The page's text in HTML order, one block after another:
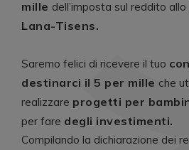
mille dell’imposta sul reddito allo
Lana-Tisens.
Saremo felici di ricevere il tuo
destinarci il 5 per mille che
realizzare progetti per
per fare degli investimenti.
Compilando la dichiarazione dei